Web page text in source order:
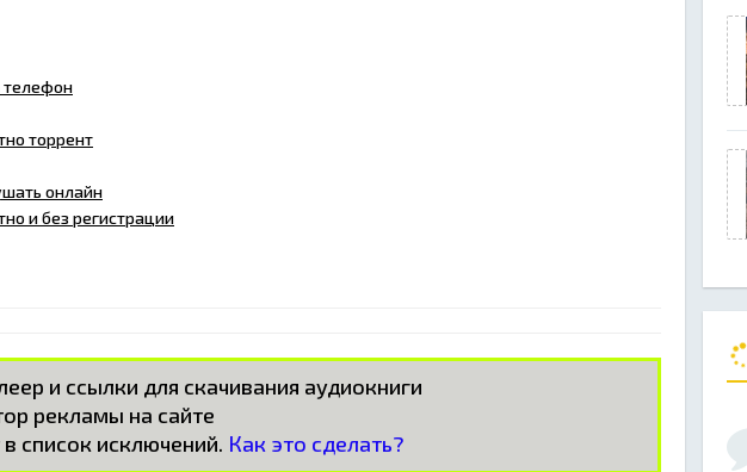
телефон
торрент
онлайн
и без регистрации
и ссылки для скачивания аудиокниги
рекламы на сайте
список исключений. Как это сделать?